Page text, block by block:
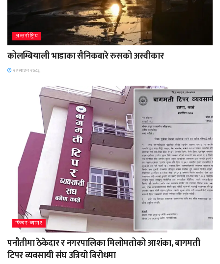
अन्तर्राष्ट्रिय
कोलम्बियाली भाडाका सैनिकबारे रुसको अस्वीकार
२२ साउन २०८३,
फिचर-ब्यानर
पनौतीमा ठेकेदार र नगरपालिका मिलोमतोको आशंका, बागमती
टिपर व्यवसायी संघ उत्रियो बिरोधमा